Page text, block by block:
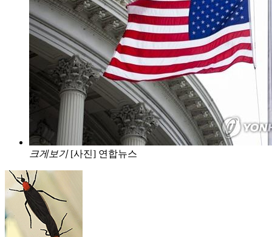
크게보기 [사진] 연합뉴스